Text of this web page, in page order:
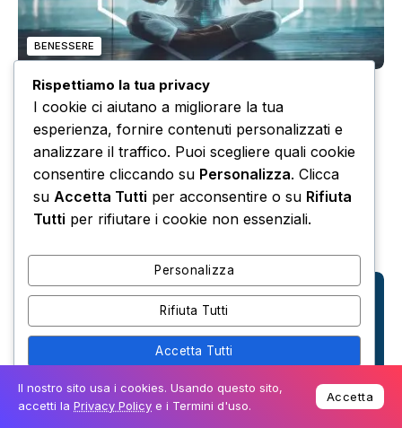
BENESSERE
Intelligenza Artificiale e lavoro: opportunità, rischi e
impatto sul benessere
Febbraio 26, 2026 4 Minuti Di Lettura
Recenti ricerche evidenziano come l’integrazione
dell’Intelligenza Artificiale...
Leggi di più
Il nostro sito usa i cookies. Usando questo sito,
accetti la Privacy Policy e i Termini d'uso.
Accetta
Rispettiamo la tua privacy
I cookie ci aiutano a migliorare la tua
esperienza, fornire contenuti personalizzati e
analizzare il traffico. Puoi scegliere quali cookie
consentire cliccando su Personalizza. Clicca
su Accetta Tutti per acconsentire o su Rifiuta
Tutti per rifiutare i cookie non essenziali.
Personalizza
Rifiuta Tutti
Accetta Tutti
Powered by